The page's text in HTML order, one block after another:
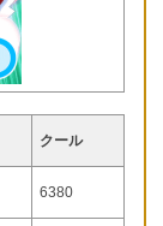
クール
6380